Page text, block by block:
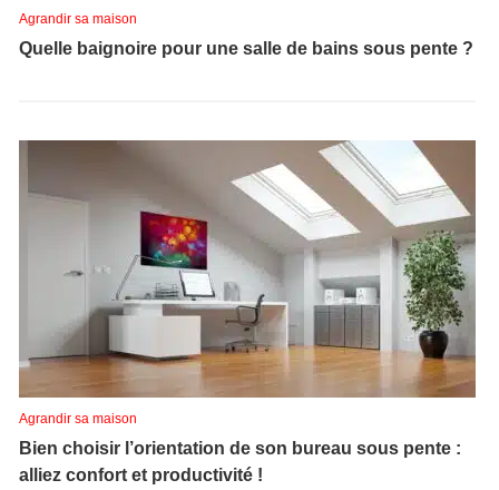
Agrandir sa maison
Quelle baignoire pour une salle de bains sous pente ?
Agrandir sa maison
Bien choisir l’orientation de son bureau sous pente :
alliez confort et productivité !